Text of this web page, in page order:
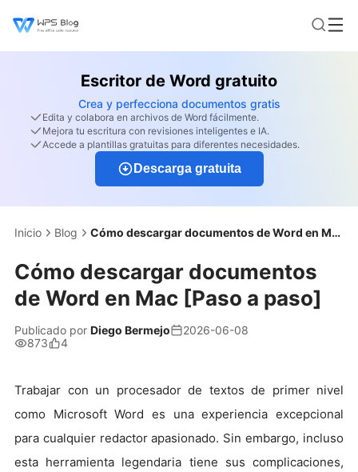
Escritor de Word gratuito
Crea y perfecciona documentos gratis
Edita y colabora en archivos de Word fácilmente.
Mejora tu escritura con revisiones inteligentes e IA.
Accede a plantillas gratuitas para diferentes necesidades.
Descarga gratuita
Inicio Blog Cómo descargar documentos de Word en Mac [Paso a paso]
Cómo descargar documentos
de Word en Mac [Paso a paso]
Publicado por Diego Bermejo
2026-06-08
873
4
Trabajar con un procesador de textos de primer nivel
como Microsoft Word es una experiencia excepcional
para cualquier redactor apasionado. Sin embargo, incluso
esta herramienta legendaria tiene sus complicaciones,